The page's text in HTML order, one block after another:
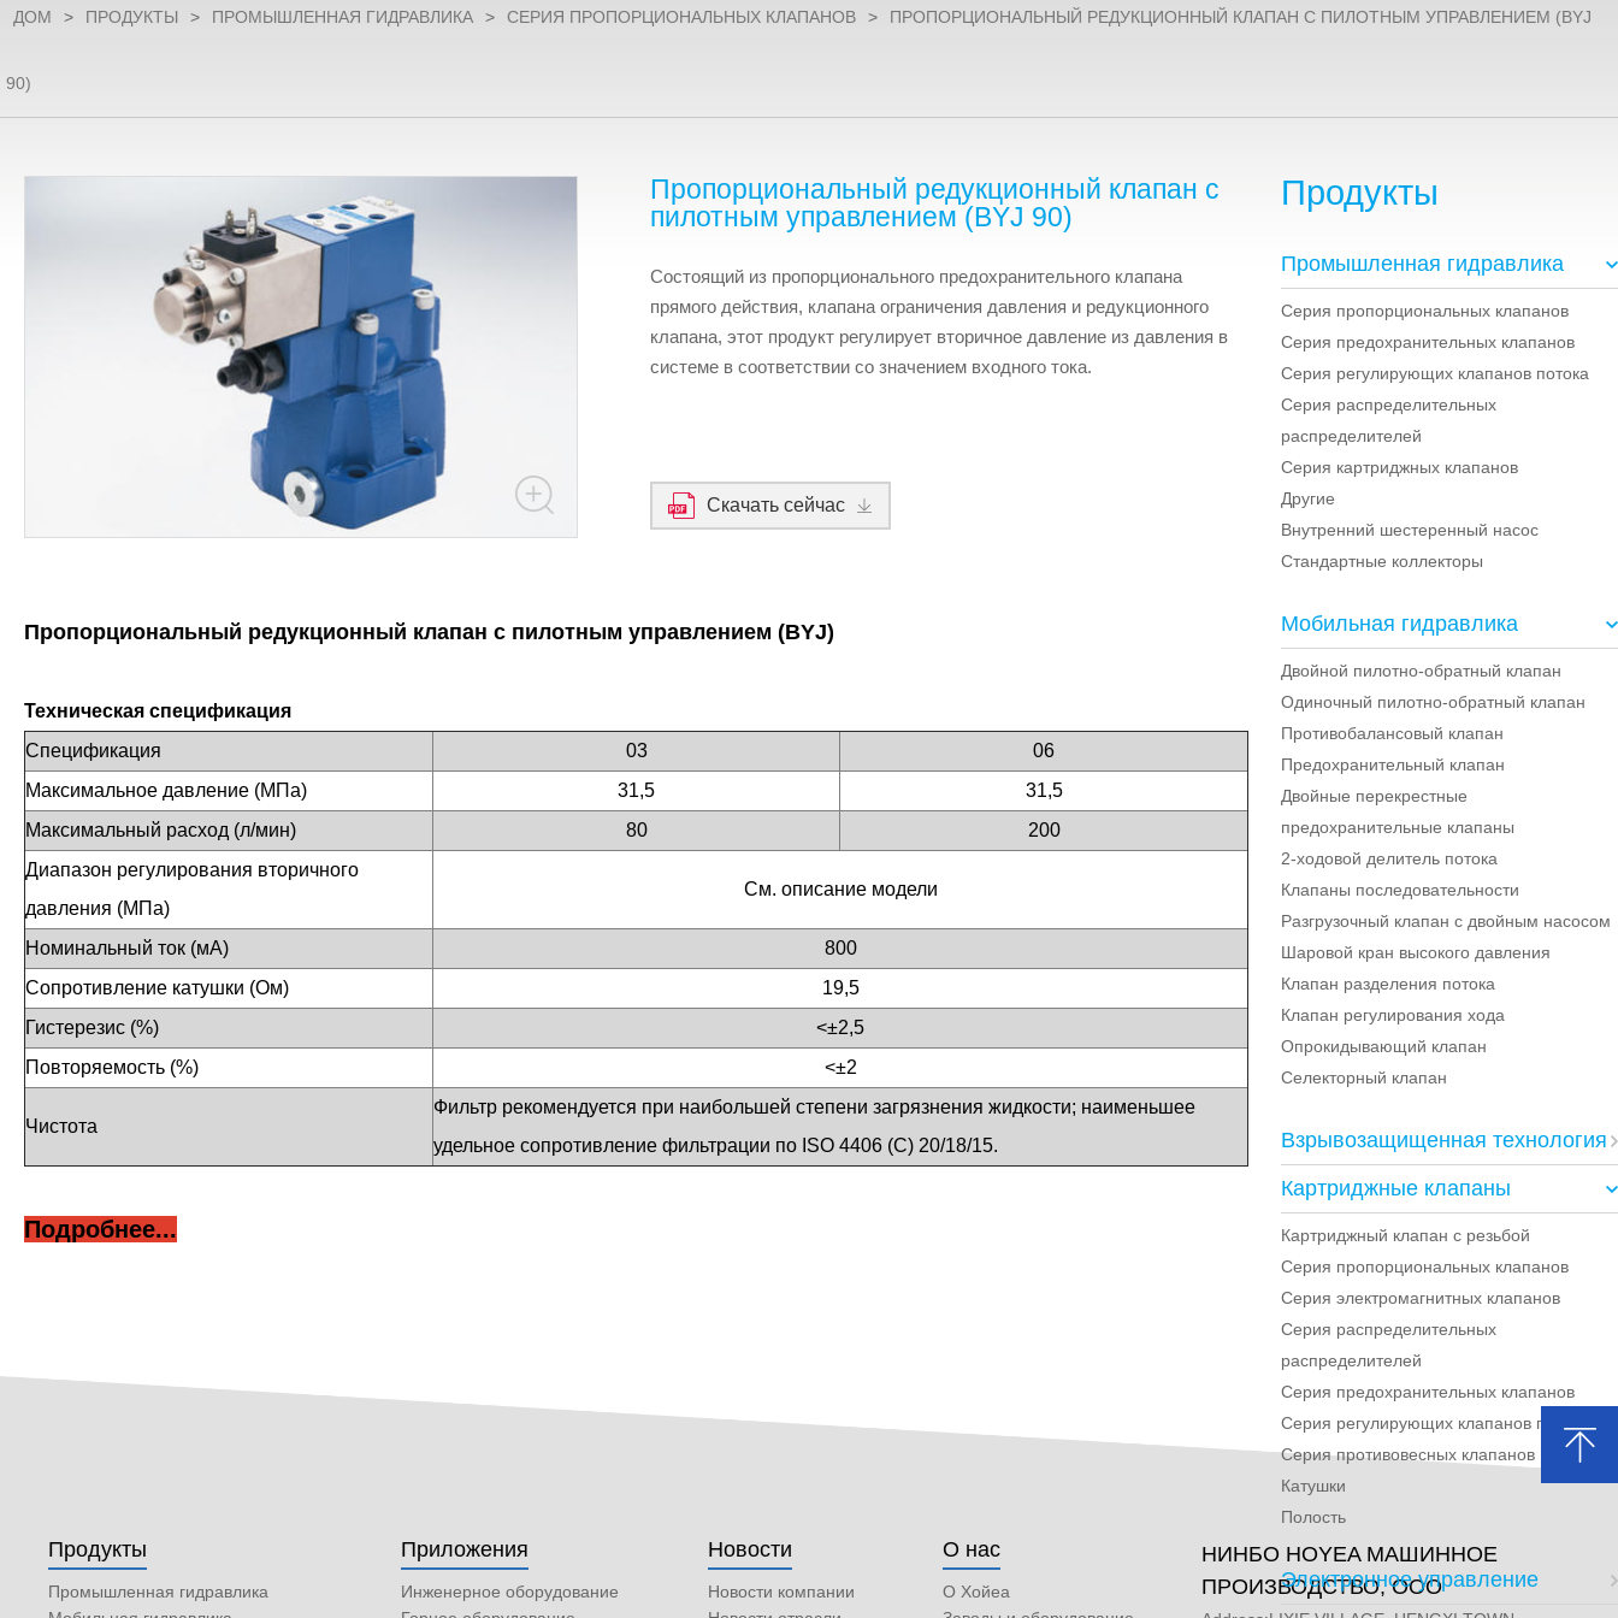
ДОМ > ПРОДУКТЫ > ПРОМЫШЛЕННАЯ ГИДРАВЛИКА > СЕРИЯ ПРОПОРЦИОНАЛЬНЫХ КЛАПАНОВ > ПРОПОРЦИОНАЛЬНЫЙ РЕДУКЦИОННЫЙ КЛАПАН С ПИЛОТНЫМ УПРАВЛЕНИЕМ (BYJ
90)
Продукты
Промышленная гидравлика
Серия пропорциональных клапанов
Серия предохранительных клапанов
Серия регулирующих клапанов потока
Серия распределительных
распределителей
Серия картриджных клапанов
Другие
Внутренний шестеренный насос
Стандартные коллекторы
Мобильная гидравлика
Двойной пилотно-обратный клапан
Одиночный пилотно-обратный клапан
Противобалансовый клапан
Предохранительный клапан
Двойные перекрестные
предохранительные клапаны
2-ходовой делитель потока
Клапаны последовательности
Разгрузочный клапан с двойным насосом
Шаровой кран высокого давления
Клапан разделения потока
Клапан регулирования хода
Опрокидывающий клапан
Селекторный клапан
Взрывозащищенная технология
Картриджные клапаны
Картриджный клапан с резьбой
Серия пропорциональных клапанов
Серия электромагнитных клапанов
Серия распределительных
распределителей
Серия предохранительных клапанов
Серия регулирующих клапанов потока
Серия противовесных клапанов
Катушки
Полость
Электронное управление
Пропорциональный редукционный клапан с
пилотным управлением (BYJ 90)
Состоящий из пропорционального предохранительного клапана
прямого действия, клапана ограничения давления и редукционного
клапана, этот продукт регулирует вторичное давление из давления в
системе в соответствии со значением входного тока.
Скачать сейчас
Пропорциональный редукционный клапан с пилотным управлением (BYJ)
Техническая спецификация
Спецификация
03
06
Максимальное давление (МПа)
31,5
31,5
Максимальный расход (л/мин)
80
200
Диапазон регулирования вторичного
давления (МПа)
См. описание модели
Номинальный ток (мА)
800
Сопротивление катушки (Ом)
19,5
Гистерезис (%)
<±2,5
Повторяемость (%)
<±2
Чистота
Фильтр рекомендуется при наибольшей степени загрязнения жидкости; наименьшее
удельное сопротивление фильтрации по ISO 4406 (С) 20/18/15.
Подробнее...
Продукты
Промышленная гидравлика
Приложения
Инженерное оборудование
Новости
Новости компании
О нас
О Хойеа
НИНБО HOYEA МАШИННОЕ
ПРОИЗВОДСТВО, ООО